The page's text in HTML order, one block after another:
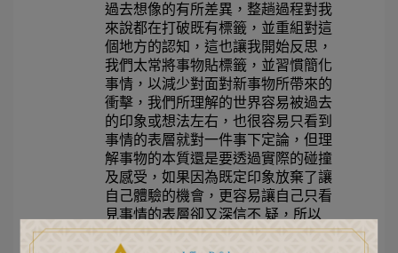
過去想像的有所差異，整趟過程對我
來說都在打破既有標籤，並重組對這
個地方的認知，這也讓我開始反思，
我們太常將事物貼標籤，並習慣簡化
事情，以減少對面對新事物所帶來的
衝擊，我們所理解的世界容易被過去
的印象或想法左右，也很容易只看到
事情的表層就對一件事下定論，但理
解事物的本質還是要透過實際的碰撞
及感受，如果因為既定印象放棄了讓
自己體驗的機會，更容易讓自己只看
見事情的表層卻又深信不 疑，所以
也希望在未來接觸到新事物的時候能